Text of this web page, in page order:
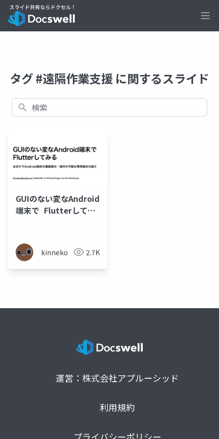
タグ #遠隔作業支援 に関するスライド
検索
GUIのない変なAndroid
端末で Flutterしてみ
kinneko 2.7K
運営：株式会社アプルーシッド
利用規約
プライバシーポリシー